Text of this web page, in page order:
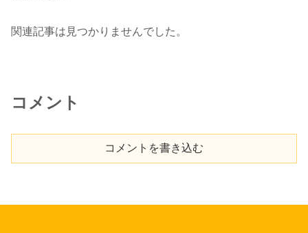
関連記事は見つかりませんでした。
コメント
コメントを書き込む